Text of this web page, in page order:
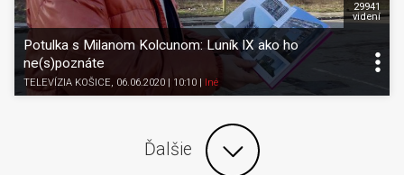
Potulka s Milanom Kolcunom: Luník IX ako ho
ne(s)poznáte
TELEVÍZIA KOŠICE, 06.06.2020 | 10:10 | Iné
29941
videní
Ďalšie